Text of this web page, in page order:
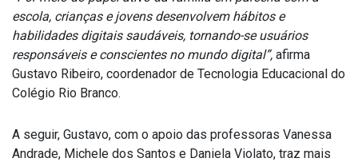
escola, crianças e jovens desenvolvem hábitos e
habilidades digitais saudáveis, tornando-se usuários
responsáveis e conscientes no mundo digital”, afirma
Gustavo Ribeiro, coordenador de Tecnologia Educacional do
Colégio Rio Branco.
A seguir, Gustavo, com o apoio das professoras Vanessa
Andrade, Michele dos Santos e Daniela Violato, traz mais